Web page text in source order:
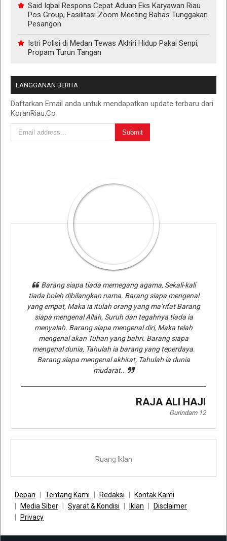
Said Iqbal Respons Cepat Aduan Eks Karyawan Riau
Pos Group, Fasilitasi Zoom Meeting Bahas Tunggakan
Pesangon
Istri Polisi di Medan Tewas Akhiri Hidup Pakai Senpi,
Propam Turun Tangan
LANGGANAN BERITA
Daftarkan Email anda untuk mendapatkan update terbaru dari
KoranRiau.Co
Barang siapa tiada memegang agama, Sekali-kali
tiada boleh dibilangkan nama. Barang siapa mengenal
yang empat, Maka ia itulah orang yang ma’rifat Barang
siapa mengenal Allah, Suruh dan tegahnya tiada ia
menyalah. Barang siapa mengenal diri, Maka telah
mengenal akan Tuhan yang bahri. Barang siapa
mengenal dunia, Tahulah ia barang yang teperdaya.
Barang siapa mengenal akhirat, Tahulah ia dunia
mudarat..
RAJA ALI HAJI
Gurindam 12
Ruang Iklan
Depan Tentang Kami Redaksi
Kontak Kami
Media Siber
Syarat & Kondisi Iklan
Disclaimer
Privacy